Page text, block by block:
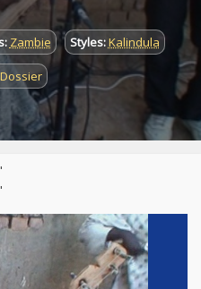
Zambie Styles:Kalindula
Dossier